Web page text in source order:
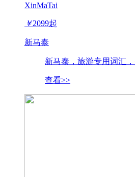
XinMaTai
￥2099起
新马泰
新马泰，旅游专用词汇
查看>>